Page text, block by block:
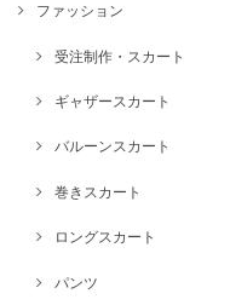
ファッション
受注制作・スカート
ギャザースカート
バルーンスカート
巻きスカート
ロングスカート
パンツ